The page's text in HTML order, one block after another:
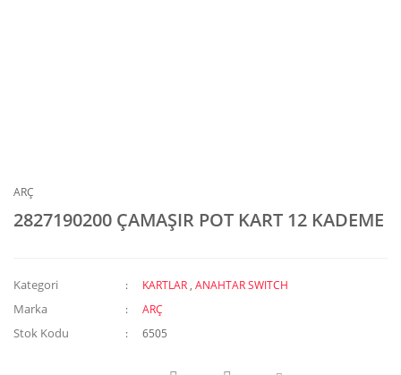
ARÇ
2827190200 ÇAMAŞIR POT KART 12 KADEME
Kategori KARTLAR ,ANAHTAR SWITCH
Marka ARÇ
Stok Kodu 6505